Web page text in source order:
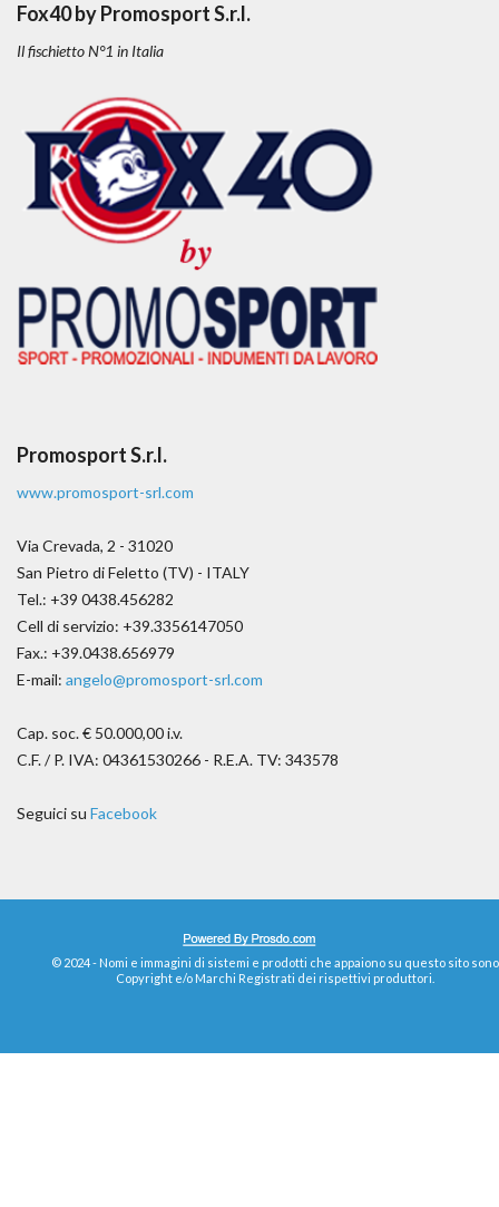
Fox40 by Promosport S.r.l.
Il fischietto N°1 in Italia
Promosport S.r.l.
www.promosport-srl.com
Via Crevada, 2 - 31020
San Pietro di Feletto (TV) - ITALY
Tel.: +39 0438.456282
Cell di servizio: +39.3356147050
Fax.: +39.0438.656979
E-mail: angelo@promosport-srl.com
Cap. soc. € 50.000,00 i.v.
C.F. / P. IVA: 04361530266 - R.E.A. TV: 343578
Seguici su Facebook
© 2024 - Nomi e immagini di sistemi e prodotti che appaiono su questo sito sono
Copyright e/o Marchi Registrati dei rispettivi produttori.